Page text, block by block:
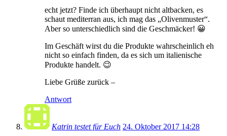
echt jetzt? Finde ich überhaupt nicht altbacken, es
schaut mediterran aus, ich mag das „Olivenmuster“.
Aber so unterschiedlich sind die Geschmäcker! 😀
Im Geschäft wirst du die Produkte wahrscheinlich eh
nicht so einfach finden, da es sich um italienische
Produkte handelt. 😉
Liebe Grüße zurück –
Antwort
Katrin testet für Euch 24. Oktober 2017 14:28